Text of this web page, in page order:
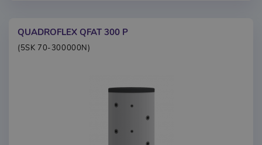
QUADROFLEX QFAT 300 P
(5SK 70-300000N)